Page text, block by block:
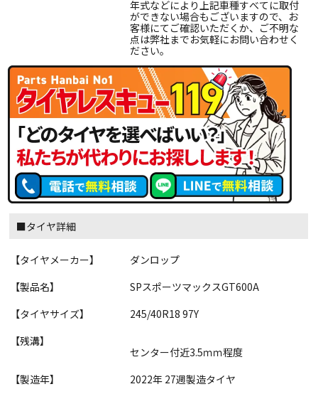
年式などにより上記車種すべてに取付
ができない場合もございますので、お
客様にてご確認いただくか、ご不明な
点は弊社までお気軽にお問い合わせく
ださい。
■タイヤ詳細
【タイヤメーカー】
ダンロップ
【製品名】
SPスポーツマックスGT600A
【タイヤサイズ】
245/40R18 97Y
【残溝】
センター付近3.5ｍｍ程度
【製造年】
2022年 27週製造タイヤ